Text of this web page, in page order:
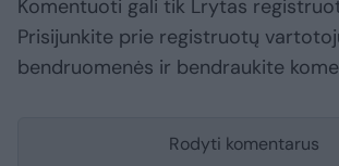
Komentuoti gali tik Lrytas
Prisijunkite prie registruotų
bendruomenės ir bendraukite
Rodyti komentarus